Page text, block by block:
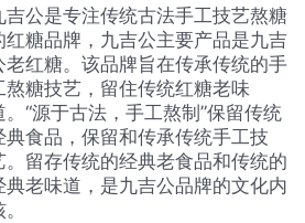
吉公是专注传统古法手工技艺熬糖
红糖品牌，九吉公主要产品是九吉
老红糖。该品牌旨在传承传统的手
熬糖技艺，留住传统红糖老味
。“源于古法，手工熬制”保留传统
典食品，保留和传承传统手工技
。留存传统的经典老食品和传统的
典老味道，是九吉公品牌的文化内